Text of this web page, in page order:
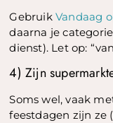
GebruikVandaag
daarna je
dienst). Let op:
4) Zijn
Soms wel, vaak
feestdagen zijn ze